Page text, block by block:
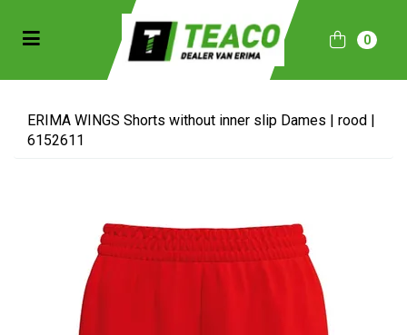
(Sportkleding)
(Collecties)
Toggle navigation 0
ERIMA WINGS Shorts without inner slip Dames | rood |
6152611